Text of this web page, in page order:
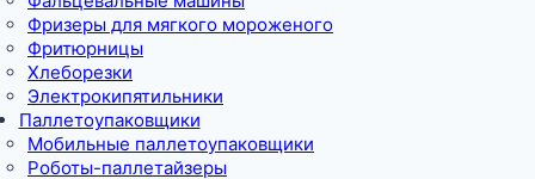
Фризеры для мягкого мороженого
Фритюрницы
Хлеборезки
Электрокипятильники
Паллетоупаковщики
Мобильные паллетоупаковщики
Роботы-паллетайзеры